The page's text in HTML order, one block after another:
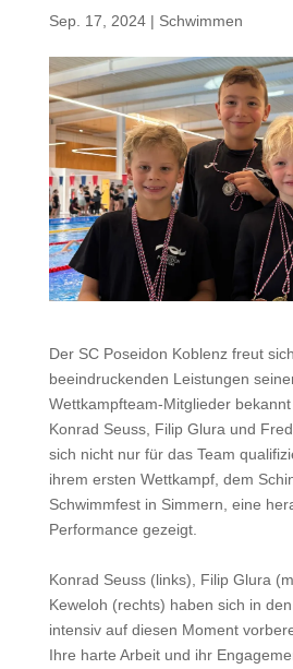
Sep. 17, 2024| Schwimmen
Der SC Poseidon Koblenz freut
beeindruckenden Leistungen
Wettkampfteam-Mitglieder bekannt
Konrad Seuss, Filip Glura und
sich nicht nur für das Team
ihrem ersten Wettkampf, dem
Schwimmfest in Simmern, eine
Performance gezeigt.
Konrad Seuss (links), Filip Glura
Keweloh (rechts) haben sich in
intensiv auf diesen Moment
Ihre harte Arbeit und ihr